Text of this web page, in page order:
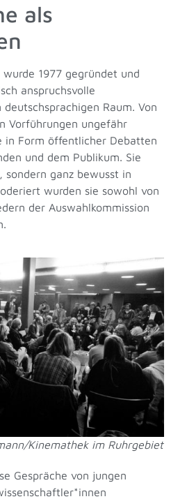
als
1977 gegründet und
anspruchsvolle
Raum. Von
Vorführungen ungefähr
in Form öffentlicher Debatten
und dem Publikum. Sie
ganz bewusst in
wurden sie sowohl von
der Auswahlkommission
Kinemathek im Ruhrgebiet
Gespräche von jungen